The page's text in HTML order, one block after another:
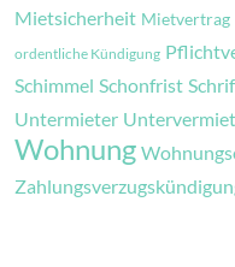
Mietsicherheit Mietvertrag
ordentliche Kündigung
Schimmel Schonfrist
Untermieter
Wohnung